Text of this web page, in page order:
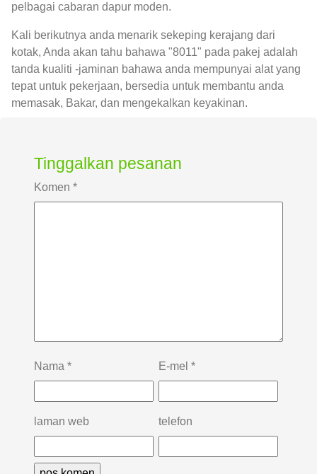
pelbagai cabaran dapur moden.
Kali berikutnya anda menarik sekeping kerajang dari
kotak, Anda akan tahu bahawa "8011" pada pakej adalah
tanda kualiti -jaminan bahawa anda mempunyai alat yang
tepat untuk pekerjaan, bersedia untuk membantu anda
memasak, Bakar, dan mengekalkan keyakinan.
Tinggalkan pesanan
Komen *
Nama * E-mel *
laman web telefon